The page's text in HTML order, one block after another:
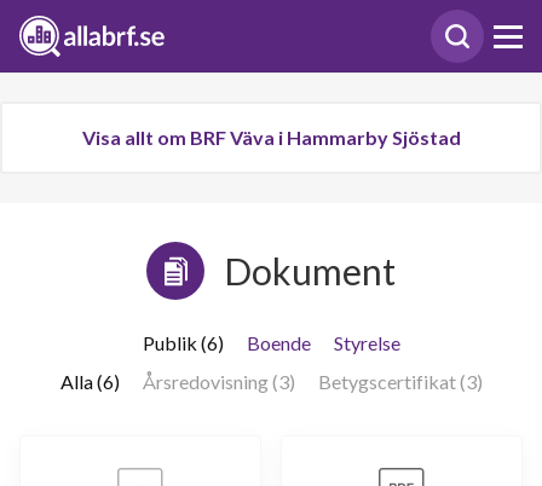
Visa allt om BRF Väva i Hammarby Sjöstad
Dokument
Publik (6) Boende
Styrelse
Alla (6)
Årsredovisning (3) Betygscertifikat (3)